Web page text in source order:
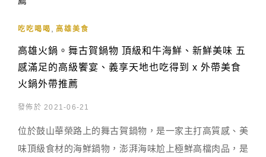
吃吃喝喝 高雄美食
高雄火鍋。舞古賀鍋物 頂級和牛海鮮、新鮮美味 五
感滿足的高級饗宴、義享天地也吃得到 x 外帶美食
火鍋外帶推薦
發佈於 2021-06-21
位於鼓山華榮路上的舞古賀鍋物，是一家主打高質感、美
味頂級食材的海鮮鍋物，澎湃海味尬上極鮮高檔肉品，是